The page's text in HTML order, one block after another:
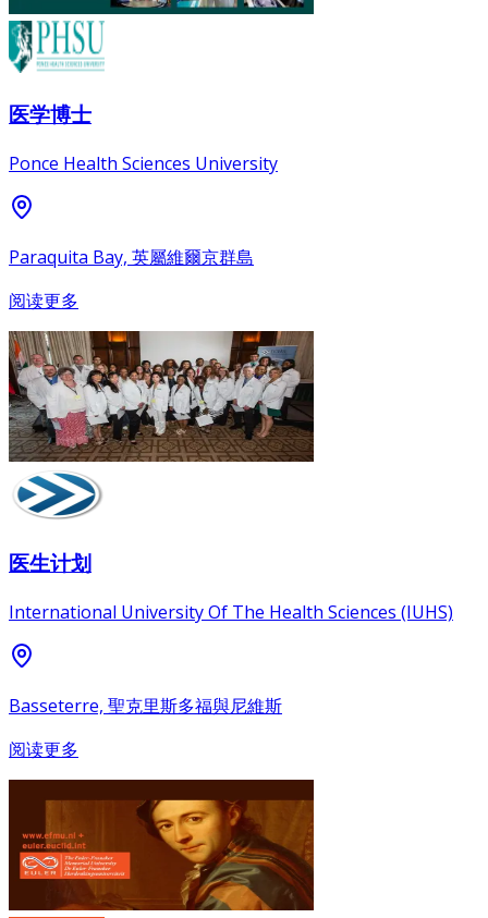
医学博士
Ponce Health Sciences University
Paraquita Bay, 英屬維爾京群島
阅读更多
医生计划
International University Of The Health Sciences (IUHS)
Basseterre, 聖克里斯多福與尼維斯
阅读更多